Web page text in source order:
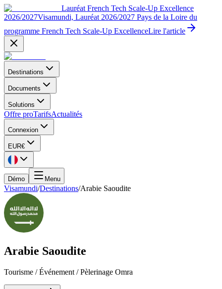
Lauréat French Tech Scale-Up Excellence
2026/2027Visamundi, Lauréat 2026/2027 Pays de la Loire du
programme French Tech Scale-Up ExcellenceLire l'article
Destinations
Documents
Solutions
Offre proTarifsActualités
Connexion
EUR€
Démo Menu
Visamundi/Destinations/Arabie Saoudite
Arabie Saoudite
Tourisme / Événement / Pèlerinage Omra